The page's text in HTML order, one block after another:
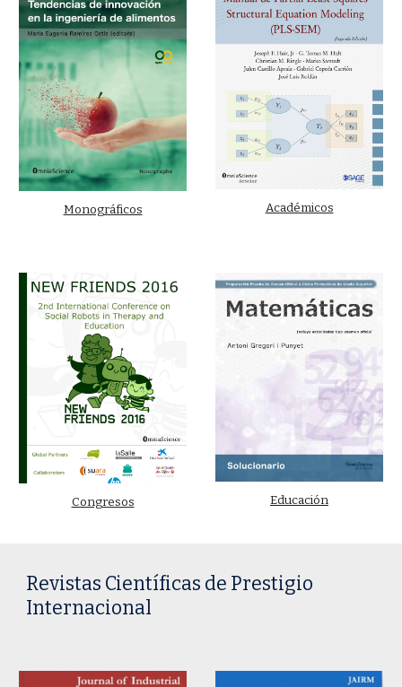
Monográficos Académicos
Congresos Educación
Revistas Científicas de Prestigio
Internacional